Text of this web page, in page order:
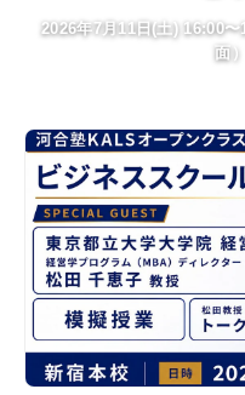
試験概要
ビジネススクールを選ぶポ
講師紹介
カリキュラム
カリキュラム一覧
コース一覧
2026年7月11日(土) 16:00
面